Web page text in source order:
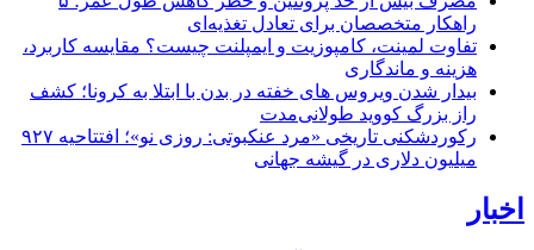
راهکار متخصصان برای تعادل تغذیه‌ای
تفاوت لمینت، کامپوزیت و ایمپلنت چیست؟ مقایسه کاربرد،
هزینه و ماندگاری
بیدار شدن ویروس‌ های خفته در بدن با ابتلا به کرونا؛ کشف
راز بزرگ کووید طولانی‌مدت
رکوردشکنی تاریخی «مرد عنکبوتی: روزی نو»؛ افتتاحیه ۹۲۷
میلیون دلاری در گیشه جهانی
اخبار